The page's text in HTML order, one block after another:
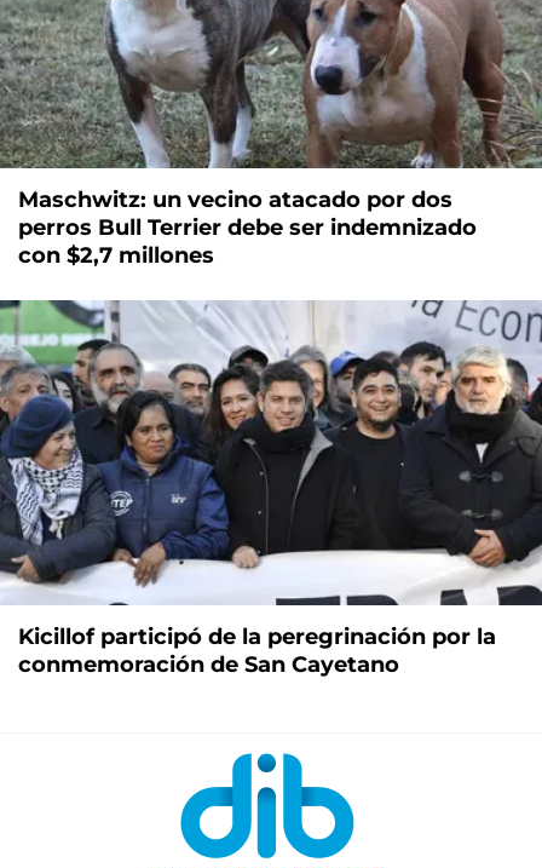
Maschwitz: un vecino atacado por dos
perros Bull Terrier debe ser indemnizado
con $2,7 millones
Kicillof participó de la peregrinación por la
conmemoración de San Cayetano